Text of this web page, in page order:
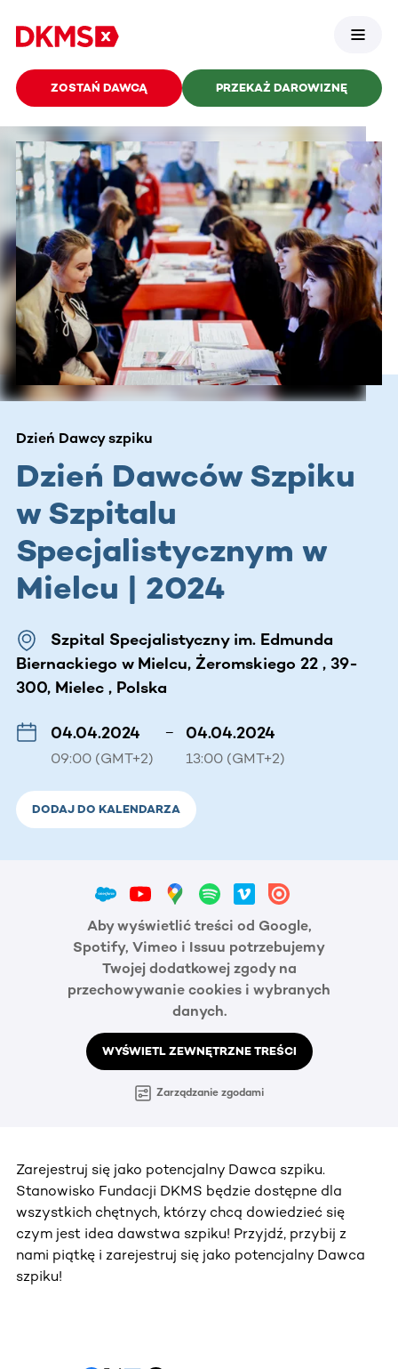
ZOSTAŃ DAWCĄ PRZEKAŻ DAROWIZNĘ
Dzień Dawcy szpiku
Dzień Dawców Szpiku
w Szpitalu
Specjalistycznym w
Mielcu | 2024
Szpital Specjalistyczny im. Edmunda
Biernackiego w Mielcu, Żeromskiego 22 , 39-
300, Mielec , Polska
04.04.2024
09:00 (GMT+2)
– 04.04.2024
13:00 (GMT+2)
DODAJ DO KALENDARZA
Aby wyświetlić treści od Google,
Spotify, Vimeo i Issuu potrzebujemy
Twojej dodatkowej zgody na
przechowywanie cookies i wybranych
danych.
WYŚWIETL ZEWNĘTRZNE TREŚCI
Zarządzanie zgodami
Zarejestruj się jako potencjalny Dawca szpiku.
Stanowisko Fundacji DKMS będzie dostępne dla
wszystkich chętnych, którzy chcą dowiedzieć się
czym jest idea dawstwa szpiku! Przyjdź, przybij z
nami piątkę i zarejestruj się jako potencjalny Dawca
szpiku!